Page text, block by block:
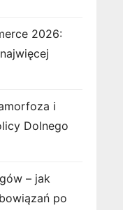
2026:
i
Dolnego
– jak
po